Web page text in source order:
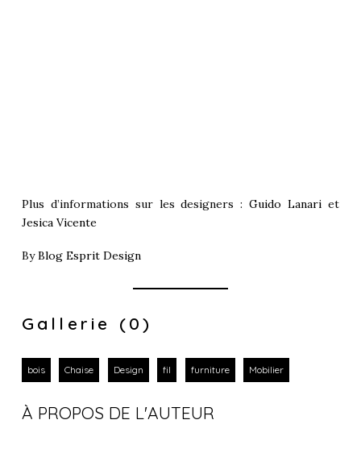
Plus d’informations sur les designers :Guido Lanari et
Jesica Vicente
ByBlog Esprit Design
Gallerie (0)
bois Chaise Design fil furniture Mobilier
À PROPOS DE L'AUTEUR